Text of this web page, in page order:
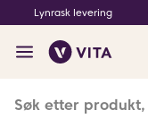
Lynrask levering